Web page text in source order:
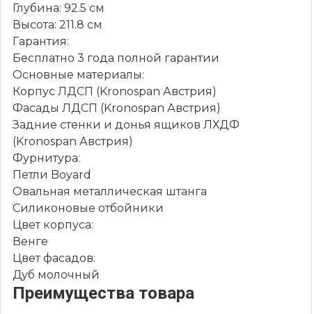
Глубина: 92.5 см
Высота: 211.8 см
Гарантия:
Бесплатно 3 года полной гарантии
Основные материалы:
Корпус ЛДСП (Kronospan Австрия)
Фасады ЛДСП (Kronospan Австрия)
Задние стенки и донья ящиков ЛХДФ
(Kronospan Австрия)
Фурнитура:
Петли Boyard
Овальная металлическая штанга
Силиконовые отбойники
Цвет корпуса:
Венге
Цвет фасадов:
Дуб молочный
Преимущества товара